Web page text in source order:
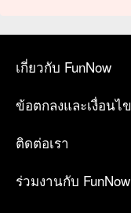
เกี่ยวกับ FunNow
ข้อตกลงและเงื่อนไข
ติดต่อเรา
ร่วมงานกับ FunNow